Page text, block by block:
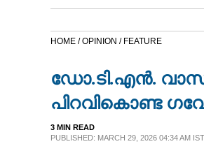
CASE DIARY
HOME /OPINION / FEATURE
ഡോ​.ടി​.എ​ൻ​.
പിറവികൊണ്ട
3 MIN READ
PUBLISHED: MARCH 29, 2026 04:34 AM IST